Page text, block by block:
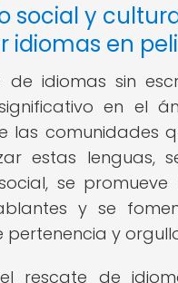
social y
idiomas en
de idiomas sin
en el
las comunidades
estas lenguas,
se
y se
pertenencia y
rescate de